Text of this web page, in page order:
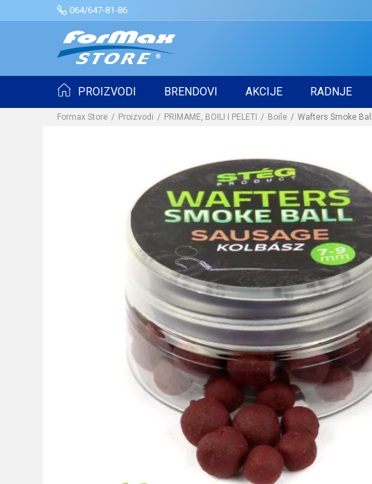
064/647-81-86
PROIZVODI BRENDOVI AKCIJE RADNJE
Formax Store Proizvodi PRIMAME, BOILI I PELETI Boile Wafters Smoke